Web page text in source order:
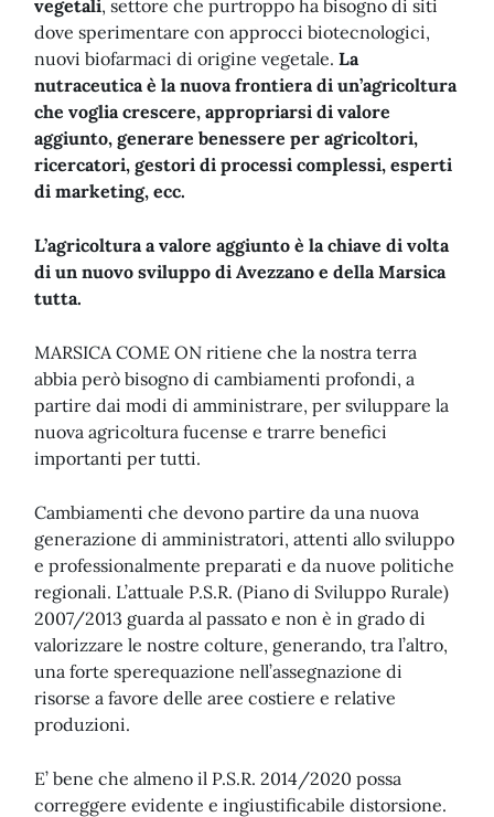
vegetali, settore che purtroppo ha bisogno di siti
dove sperimentare con approcci biotecnologici,
nuovi biofarmaci di origine vegetale. La
nutraceutica è la nuova frontiera di un’agricoltura
che voglia crescere, appropriarsi di valore
aggiunto, generare benessere per agricoltori,
ricercatori, gestori di processi complessi, esperti
di marketing, ecc.
L’agricoltura a valore aggiunto è la chiave di volta
di un nuovo sviluppo di Avezzano e della Marsica
tutta.
MARSICA COME ON ritiene che la nostra terra
abbia però bisogno di cambiamenti profondi, a
partire dai modi di amministrare, per sviluppare la
nuova agricoltura fucense e trarre benefici
importanti per tutti.
Cambiamenti che devono partire da una nuova
generazione di amministratori, attenti allo sviluppo
e professionalmente preparati e da nuove politiche
regionali. L’attuale P.S.R. (Piano di Sviluppo Rurale)
2007/2013 guarda al passato e non è in grado di
valorizzare le nostre colture, generando, tra l’altro,
una forte sperequazione nell’assegnazione di
risorse a favore delle aree costiere e relative
produzioni.
E’ bene che almeno il P.S.R. 2014/2020 possa
correggere evidente e ingiustificabile distorsione.